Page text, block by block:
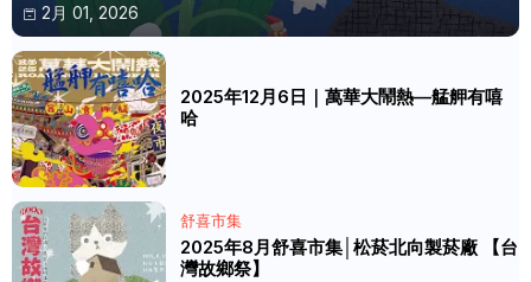
2月 01, 2026
2025年12月6日｜萬華大鬧熱—艋舺有嘻
哈
舒喜市集
2025年8月舒喜市集│松菸北向製菸廠 【台
灣故鄉祭】